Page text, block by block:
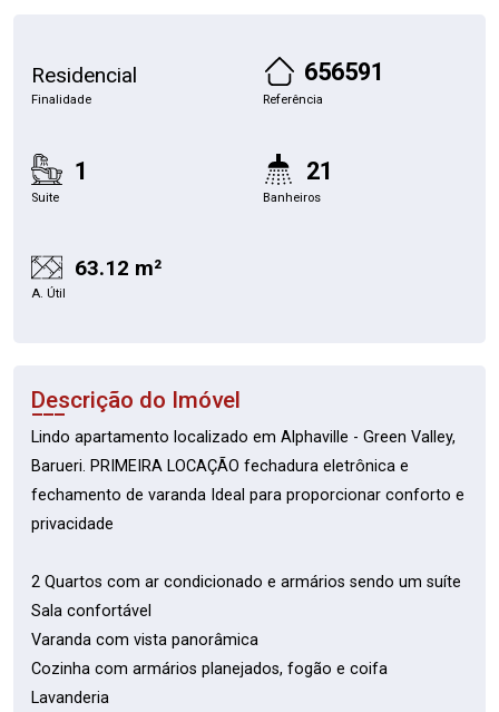
Residencial
Finalidade
656591
Referência
1
Suite
21
Banheiros
63.12 m²
A. Útil
Descrição do Imóvel
Lindo apartamento localizado em Alphaville - Green Valley,
Barueri. PRIMEIRA LOCAÇÃO fechadura eletrônica e
fechamento de varanda Ideal para proporcionar conforto e
privacidade
2 Quartos com ar condicionado e armários sendo um suíte
Sala confortável
Varanda com vista panorâmica
Cozinha com armários planejados, fogão e coifa
Lavanderia